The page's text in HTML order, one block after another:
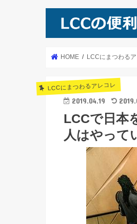
HOME LCCにまつわる
LCCにまつわるアレコレ
2019.04.19
LCCで日本
人はやって